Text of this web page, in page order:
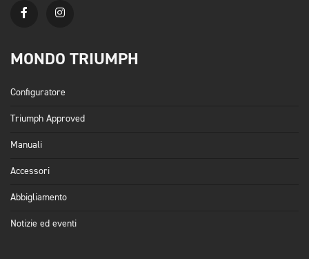
MONDO TRIUMPH
Configuratore
Triumph Approved
Manuali
Accessori
Abbigliamento
Notizie ed eventi